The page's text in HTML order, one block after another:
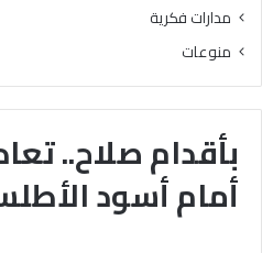
بأقدام صلاح..
أمام أسود
مدارات فكرية
منوعات